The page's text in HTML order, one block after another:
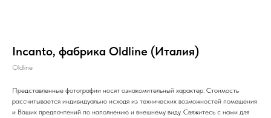
Incanto, фабрика Oldline (Италия)
Oldline
Представленные фотографии носят ознакомительный характер. Стоимость
рассчитывается индивидуально исходя из технических возможностей помещения
и Ваших предпочтений по наполнению и внешнему виду. Свяжитесь с нами для